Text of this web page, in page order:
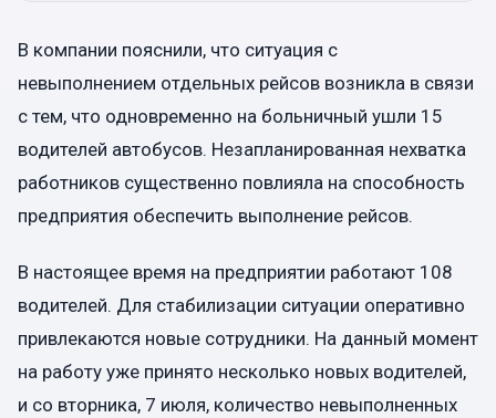
В компании пояснили, что ситуация с
невыполнением отдельных рейсов возникла в связи
с тем, что одновременно на больничный ушли 15
водителей автобусов. Незапланированная нехватка
работников существенно повлияла на способность
предприятия обеспечить выполнение рейсов.
В настоящее время на предприятии работают 108
водителей. Для стабилизации ситуации оперативно
привлекаются новые сотрудники. На данный момент
на работу уже принято несколько новых водителей,
и со вторника, 7 июля, количество невыполненных